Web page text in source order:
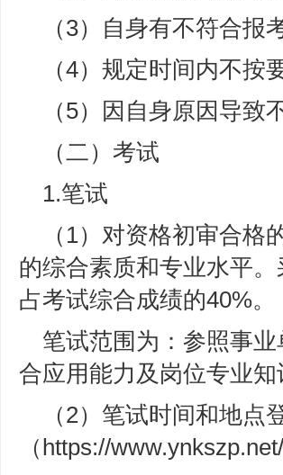
（3）自身有不符合报
（4）规定时间内不
（5）因自身原因导
（二）考试
1.笔试
（1）对资格初审合
的综合素质和专业水平
占考试综合成绩的40%。
笔试范围为：参照事
合应用能力及岗位专业知
（2）笔试时间和地点
（https://